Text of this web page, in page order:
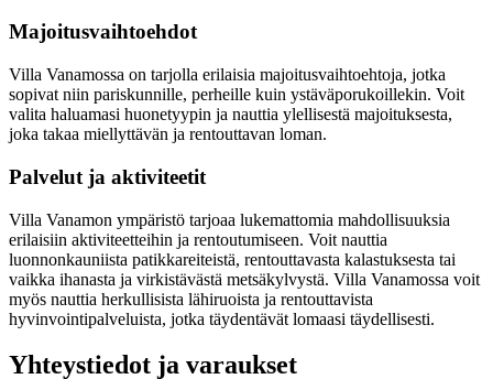
Majoitusvaihtoehdot
Villa Vanamossa on tarjolla erilaisia majoitusvaihtoehtoja, jotka
sopivat niin pariskunnille, perheille kuin ystäväporukoillekin. Voit
valita haluamasi huonetyypin ja nauttia ylellisestä majoituksesta,
joka takaa miellyttävän ja rentouttavan loman.
Palvelut ja aktiviteetit
Villa Vanamon ympäristö tarjoaa lukemattomia mahdollisuuksia
erilaisiin aktiviteetteihin ja rentoutumiseen. Voit nauttia
luonnonkauniista patikkareiteistä, rentouttavasta kalastuksesta tai
vaikka ihanasta ja virkistävästä metsäkylvystä. Villa Vanamossa voit
myös nauttia herkullisista lähiruoista ja rentouttavista
hyvinvointipalveluista, jotka täydentävät lomaasi täydellisesti.
Yhteystiedot ja varaukset